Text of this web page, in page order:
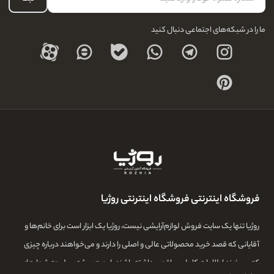
درباره ما
ما را در شبکه‌های اجتماعی دنبال کنید
فروشگاه اینترنتی فروشگاه اینترنتی روژیا
روژیا تنها یک سایت فروش لوازم‌آرایشی نیست، روژیا یک ابزار است برای خانم‌ها و
آقایانی که قصد خرید محصولاتی عالی و اصلی را دارند و می‌خواهند درباره چیزی
که می‌خرند اطلاعات کامل و واقعی داشته باشند. این همیشه سرلوحه شعارهای